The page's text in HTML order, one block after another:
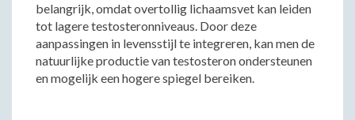
belangrijk, omdat overtollig lichaamsvet kan leiden
tot lagere testosteronniveaus. Door deze
aanpassingen in levensstijl te integreren, kan men de
natuurlijke productie van testosteron ondersteunen
en mogelijk een hogere spiegel bereiken.